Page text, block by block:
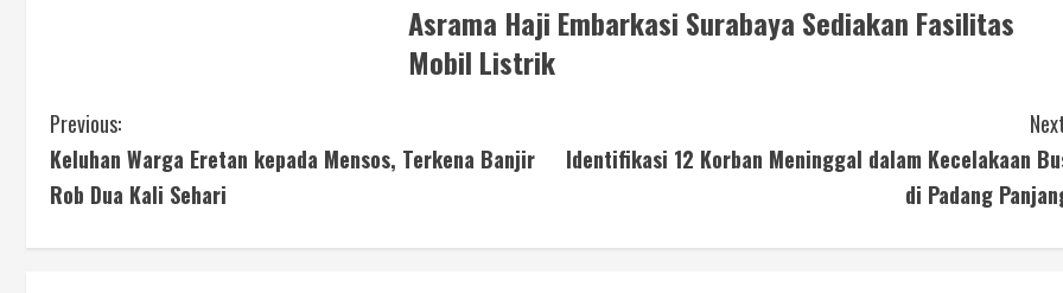
Asrama Haji Embarkasi Surabaya Sediakan Fasilitas
Mobil Listrik
C
o
Previous:
Keluhan Warga Eretan kepada Mensos, Terkena Banjir
Rob Dua Kali Sehari
Identifikasi 12 Korban Meninggal dalam Kecelakaan
di Padang